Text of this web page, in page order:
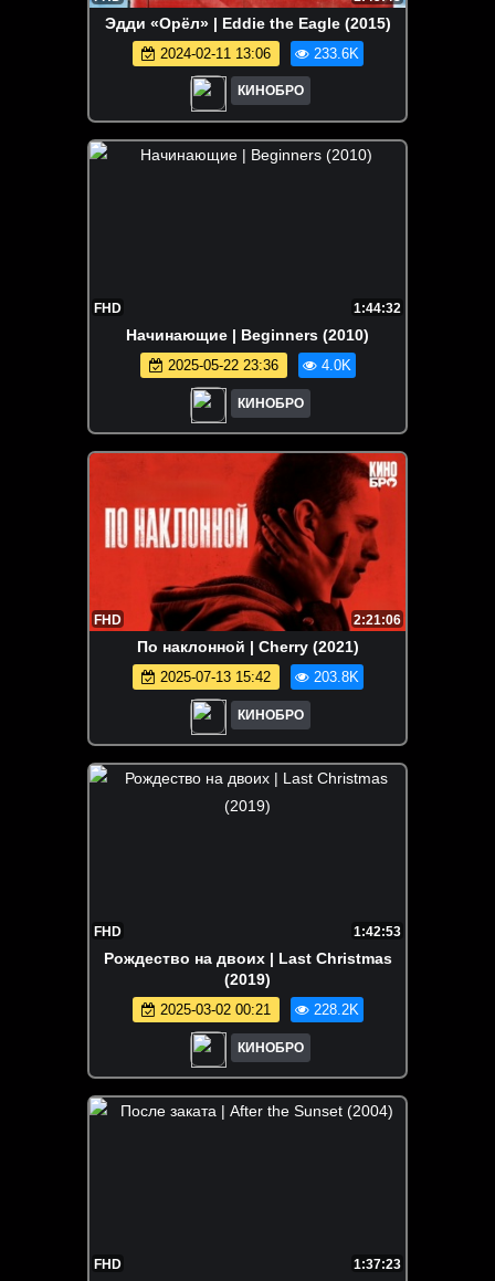
Эдди «Орёл» | Eddie the Eagle (2015)
2024-02-11 13:06 233.6K
КИНОБРО
FHD 1:44:32
Начинающие | Beginners (2010)
2025-05-22 23:36 4.0K
КИНОБРО
FHD 2:21:06
По наклонной | Cherry (2021)
2025-07-13 15:42 203.8K
КИНОБРО
FHD 1:42:53
Рождество на двоих | Last Christmas
(2019)
2025-03-02 00:21 228.2K
КИНОБРО
FHD 1:37:23